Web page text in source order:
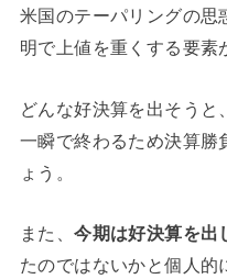
米国のテーパリングの思
明で上値を重くする要素
どんな好決算を出そう
一瞬で終わるため決算勝
ょう。
また、今期は好決算を出
たのではないかと個人的